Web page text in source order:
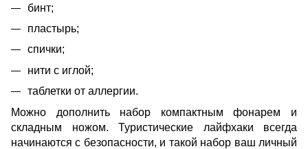
бинт;
пластырь;
спички;
нити с иглой;
таблетки от аллергии.
Можно дополнить набор компактным фонарем и
складным ножом. Туристические лайфхаки всегда
начинаются с безопасности, и такой набор ваш личный